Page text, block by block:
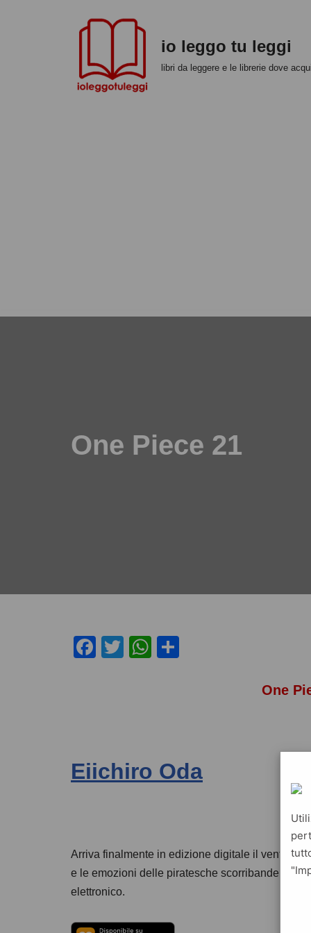
io leggo tu leggi
libri da leggere e le librerie dove
One Piece 21
F
o
o
T
W
p
p
di
One
Eiichiro Oda
Arriva finalmente in edizione digitale il
e le emozioni delle piratesche scorribande di
elettronico.